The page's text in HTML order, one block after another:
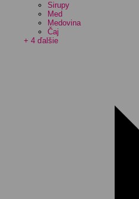
Sirupy
Med
Medovina
Čaj
+ 4 ďalšie